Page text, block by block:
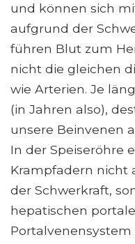
und können sich
aufgrund der
führen Blut zum
nicht die gleichen
wie Arterien. Je
(in Jahren also),
unsere Beinvenen
In der Speiseröhre
Krampfadern nicht
der Schwerkraft,
hepatischen